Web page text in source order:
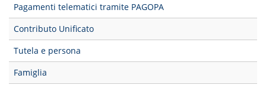
Pagamenti telematici tramite PAGOPA
Contributo Unificato
Tutela e persona
Famiglia